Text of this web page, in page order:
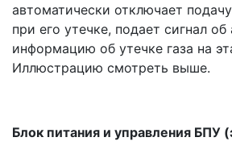
автоматически отключает
при его утечке, подает сигнал
информацию об утечке газа на
Иллюстрацию смотреть выше.
Блок питания и управления БПУ